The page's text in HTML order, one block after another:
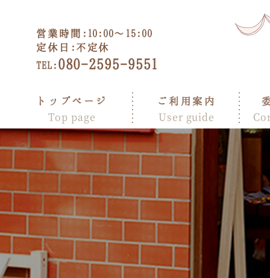
営業時間: 10:00～15:00
定休日: 不定休
TEL: 080-2595-9551
トップページ
Top page
ご利用案内
User guide